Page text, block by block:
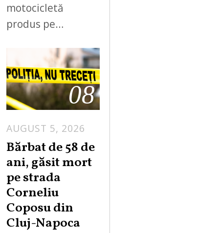
motocicletă
produs pe…
08
AUGUST 5, 2026
Bărbat de 58 de
ani, găsit mort
pe strada
Corneliu
Coposu din
Cluj-Napoca